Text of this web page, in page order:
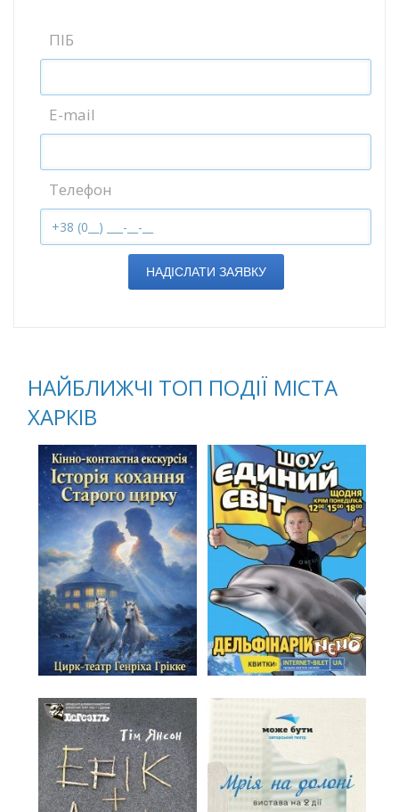
ПІБ
E-mail
Телефон
НАДІСЛАТИ ЗАЯВКУ
НАЙБЛИЖЧІ ТОП ПОДІЇ МІСТА
ХАРКІВ